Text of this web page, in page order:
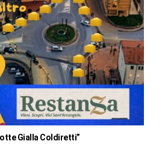
Gialla Coldiretti”